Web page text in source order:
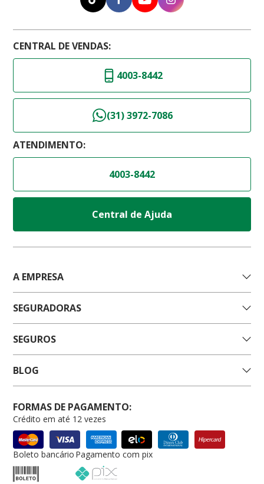
CENTRAL DE VENDAS:
4003-8442
(31) 3972-7086
ATENDIMENTO:
4003-8442
Central de Ajuda
A EMPRESA
SEGURADORAS
SEGUROS
BLOG
FORMAS DE PAGAMENTO:
Crédito em até 12 vezes
Boleto bancário Pagamento com pix